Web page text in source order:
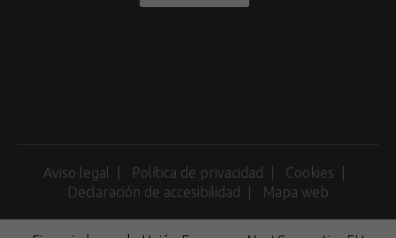
Aviso legal Política de privacidad
Cookies
Declaración de accesibilidad
Mapa web